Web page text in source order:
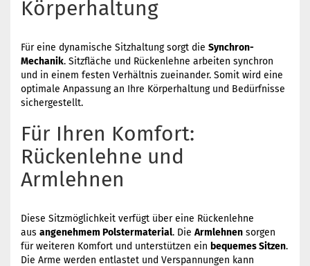
Körperhaltung
Für eine dynamische Sitzhaltung sorgt die Synchron-
Mechanik. Sitzfläche und Rückenlehne arbeiten synchron
und in einem festen Verhältnis zueinander. Somit wird eine
optimale Anpassung an Ihre Körperhaltung und Bedürfnisse
sichergestellt.
Für Ihren Komfort:
Rückenlehne und
Armlehnen
Diese Sitzmöglichkeit verfügt über eine Rückenlehne
aus angenehmem Polstermaterial. Die Armlehnen sorgen
für weiteren Komfort und unterstützen ein bequemes Sitzen.
Die Arme werden entlastet und Verspannungen kann